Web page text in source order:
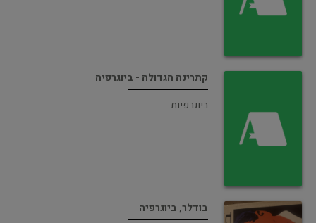
קתרינה הגדולה - ביוגרפיה
ביוגרפיות
בודלר, ביוגרפיה